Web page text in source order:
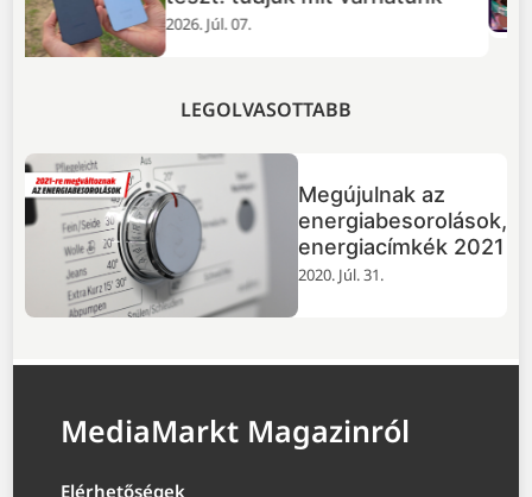
2026. Júl. 02.
LEGOLVASOTTABB
Megújulnak az
energiabesorolások,
energiacímkék 2021
2020. Júl. 31.
MediaMarkt Magazinról
Elérhetőségek